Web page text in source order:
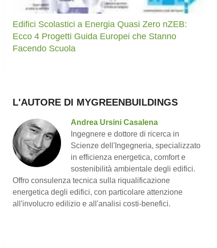
Edifici Scolastici a Energia Quasi Zero nZEB:
Ecco 4 Progetti Guida Europei che Stanno
Facendo Scuola
L'AUTORE DI MYGREENBUILDINGS
Andrea Ursini Casalena
Ingegnere e dottore di ricerca in
Scienze dell'Ingegneria, specializzato
in efficienza energetica, comfort e
sostenibilità ambientale degli edifici.
Offro consulenza tecnica sulla riqualificazione
energetica degli edifici, con particolare attenzione
all'involucro edilizio e all'analisi costi-benefici.